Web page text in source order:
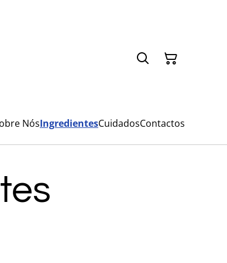
NósIngredientesCuidadosContactos